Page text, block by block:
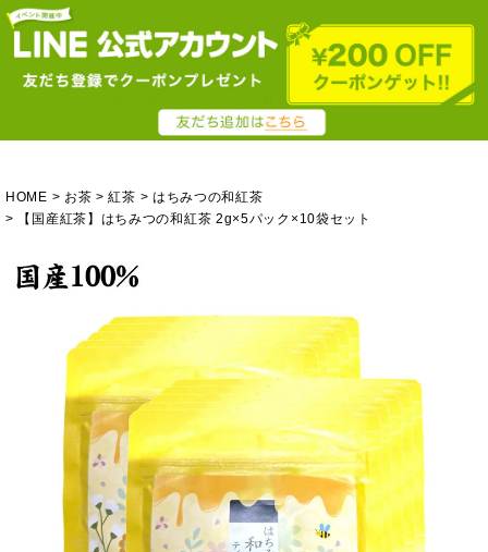
HOME お茶 紅茶
はちみつの和紅茶
【国産紅茶】はちみつの和紅茶 2g×5パック×10袋セット